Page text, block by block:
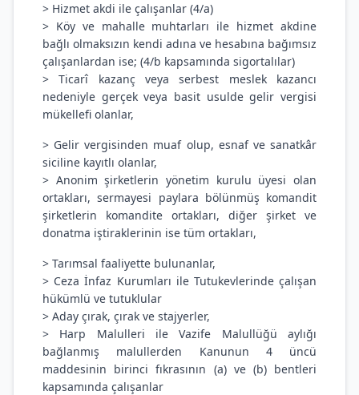
> Hizmet akdi ile çalışanlar (4/a)
> Köy ve mahalle muhtarları ile hizmet akdine
bağlı olmaksızın kendi adına ve hesabına bağımsız
çalışanlardan ise; (4/b kapsamında sigortalılar)
> Ticarî kazanç veya serbest meslek kazancı
nedeniyle gerçek veya basit usulde gelir vergisi
mükellefi olanlar,
> Gelir vergisinden muaf olup, esnaf ve sanatkâr
siciline kayıtlı olanlar,
> Anonim şirketlerin yönetim kurulu üyesi olan
ortakları, sermayesi paylara bölünmüş komandit
şirketlerin komandite ortakları, diğer şirket ve
donatma iştiraklerinin ise tüm ortakları,
> Tarımsal faaliyette bulunanlar,
> Ceza İnfaz Kurumları ile Tutukevlerinde çalışan
hükümlü ve tutuklular
> Aday çırak, çırak ve stajyerler,
> Harp Malulleri ile Vazife Malullüğü aylığı
bağlanmış malullerden Kanunun 4 üncü
maddesinin birinci fıkrasının (a) ve (b) bentleri
kapsamında çalışanlar